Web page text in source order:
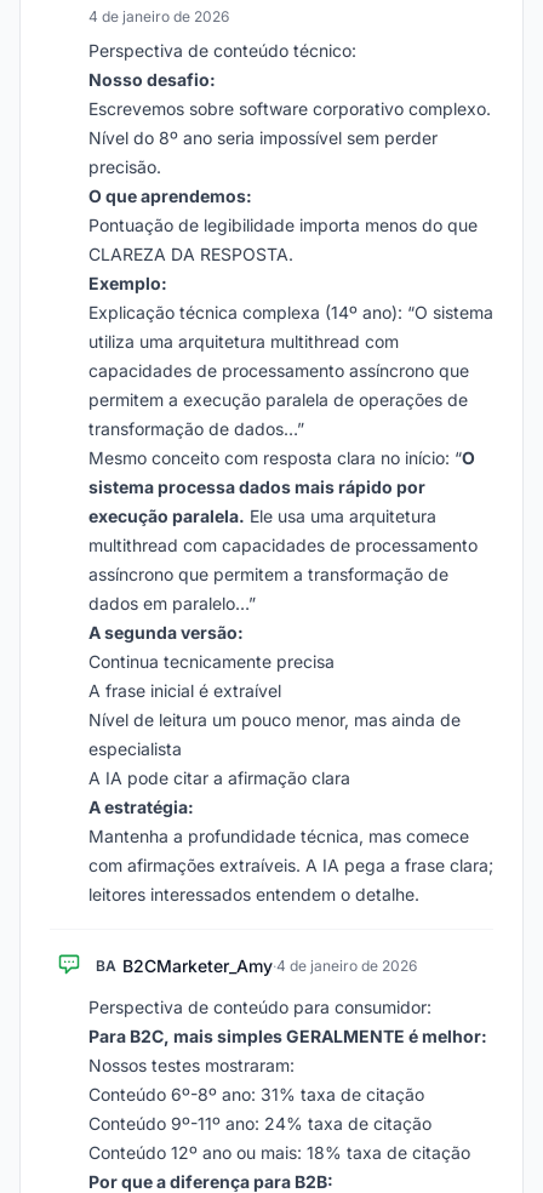
4 de janeiro de 2026
Perspectiva de conteúdo técnico:
Nosso desafio:
Escrevemos sobre software corporativo complexo.
Nível do 8º ano seria impossível sem perder
precisão.
O que aprendemos:
Pontuação de legibilidade importa menos do que
CLAREZA DA RESPOSTA.
Exemplo:
Explicação técnica complexa (14º ano): “O sistema
utiliza uma arquitetura multithread com
capacidades de processamento assíncrono que
permitem a execução paralela de operações de
transformação de dados…”
Mesmo conceito com resposta clara no início: “O
sistema processa dados mais rápido por
execução paralela. Ele usa uma arquitetura
multithread com capacidades de processamento
assíncrono que permitem a transformação de
dados em paralelo…”
A segunda versão:
Continua tecnicamente precisa
A frase inicial é extraível
Nível de leitura um pouco menor, mas ainda de
especialista
A IA pode citar a afirmação clara
A estratégia:
Mantenha a profundidade técnica, mas comece
com afirmações extraíveis. A IA pega a frase clara;
leitores interessados entendem o detalhe.
BA B2CMarketer_Amy·4 de janeiro de 2026
Perspectiva de conteúdo para consumidor:
Para B2C, mais simples GERALMENTE é melhor:
Nossos testes mostraram:
Conteúdo 6º-8º ano: 31% taxa de citação
Conteúdo 9º-11º ano: 24% taxa de citação
Conteúdo 12º ano ou mais: 18% taxa de citação
Por que a diferença para B2B: